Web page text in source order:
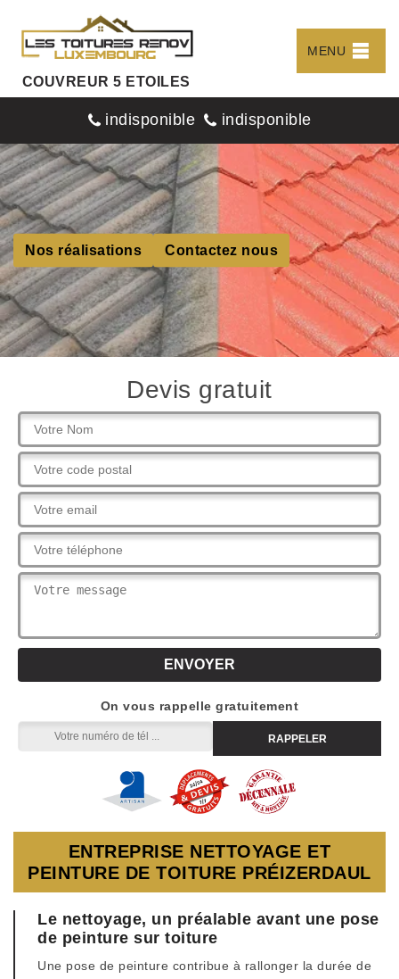
COUVREUR 5 ETOILES
MENU
indisponible indisponible
Nos réalisations Contactez nous
Devis gratuit
On vous rappelle gratuitement
ENTREPRISE NETTOYAGE ET
PEINTURE DE TOITURE PRÉIZERDAUL
Le nettoyage, un préalable avant une pose
de peinture sur toiture
Une pose de peinture contribue à rallonger la durée de